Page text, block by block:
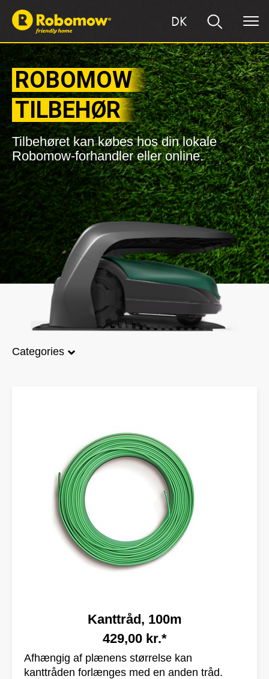
DK
ROBOMOW
TILBEHØR
Tilbehøret kan købes hos din lokale
Robomow-forhandler eller online.
Categories
Kanttråd, 100m
429,00 kr.*
Afhængig af plænens størrelse kan
kanttråden forlænges med en anden tråd.